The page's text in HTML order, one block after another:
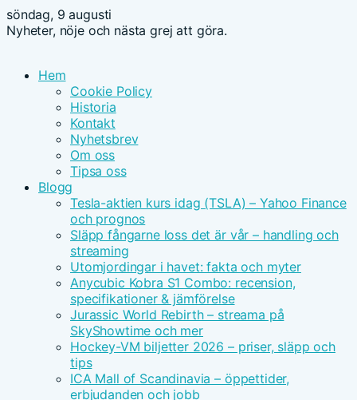
söndag, 9 augusti
Nyheter, nöje och nästa grej att göra.
Hem
Cookie Policy
Historia
Kontakt
Nyhetsbrev
Om oss
Tipsa oss
Blogg
Tesla-aktien kurs idag (TSLA) – Yahoo Finance
och prognos
Släpp fångarne loss det är vår – handling och
streaming
Utomjordingar i havet: fakta och myter
Anycubic Kobra S1 Combo: recension,
specifikationer & jämförelse
Jurassic World Rebirth – streama på
SkyShowtime och mer
Hockey-VM biljetter 2026 – priser, släpp och
tips
ICA Mall of Scandinavia – öppettider,
erbjudanden och jobb